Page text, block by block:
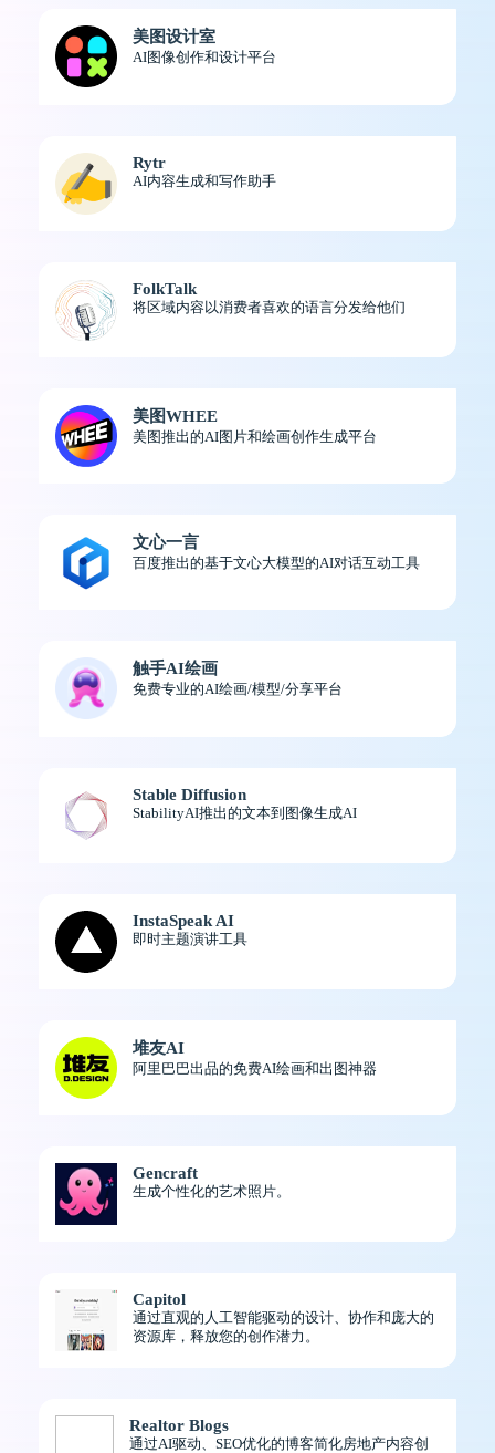
美图设计室
AI图像创作和设计平台
Rytr
AI内容生成和写作助手
FolkTalk
将区域内容以消费者喜欢的语言分发给他们
美图WHEE
美图推出的AI图片和绘画创作生成平台
文心一言
百度推出的基于文心大模型的AI对话互动工具
触手AI绘画
免费专业的AI绘画/模型/分享平台
Stable Diffusion
StabilityAI推出的文本到图像生成AI
InstaSpeak AI
即时主题演讲工具
堆友AI
阿里巴巴出品的免费AI绘画和出图神器
Gencraft
生成个性化的艺术照片。
Capitol
通过直观的人工智能驱动的设计、协作和庞大的
资源库，释放您的创作潜力。
Realtor Blogs
通过AI驱动、SEO优化的博客简化房地产内容创